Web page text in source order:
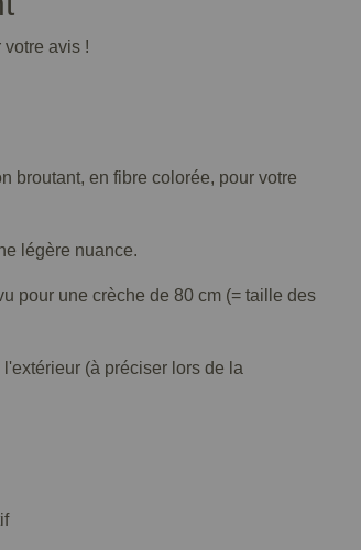
avis !
broutant, en fibre colorée, pour votre
légère nuance.
pour une crèche de 80 cm (= taille des
(à préciser lors de la